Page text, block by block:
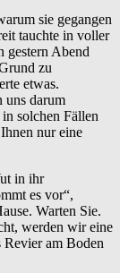
sie gegangen
tauchte in voller
gestern Abend
zu
etwas.
uns darum
solchen Fällen
nur eine
in ihr
es vor“,
Warten Sie.
werden wir eine
Revier am Boden